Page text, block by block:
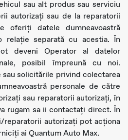
sau alt produs sau serviciu
autorizați sau de la reparatorii
oferiți datele dumneavoastră
relație separată cu acestia. În
deveni Operator al datelor
posibil împreună cu noi.
solicitările privind colectarea
personale de către
sau reparatorii autorizați, în
rugam sa ii contactați direct. În
reparatorii autorizați pot acționa
ai Quantum Auto Max.